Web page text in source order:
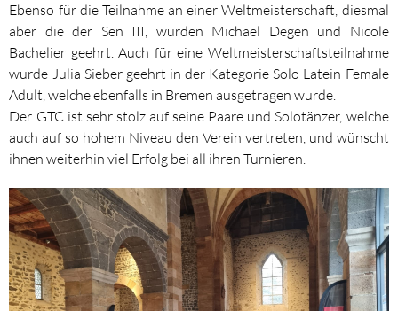
Ebenso für die Teilnahme an einer Weltmeisterschaft, diesmal
aber die der Sen III, wurden Michael Degen und Nicole
Bachelier geehrt. Auch für eine Weltmeisterschaftsteilnahme
wurde Julia Sieber geehrt in der Kategorie Solo Latein Female
Adult, welche ebenfalls in Bremen ausgetragen wurde.
Der GTC ist sehr stolz auf seine Paare und Solotänzer, welche
auch auf so hohem Niveau den Verein vertreten, und wünscht
ihnen weiterhin viel Erfolg bei all ihren Turnieren.